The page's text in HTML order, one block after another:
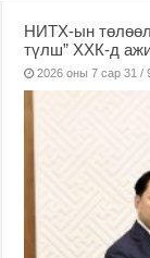
НИТХ-ын
түлш” ХХК-д
2026 оны 7 сар 31 /